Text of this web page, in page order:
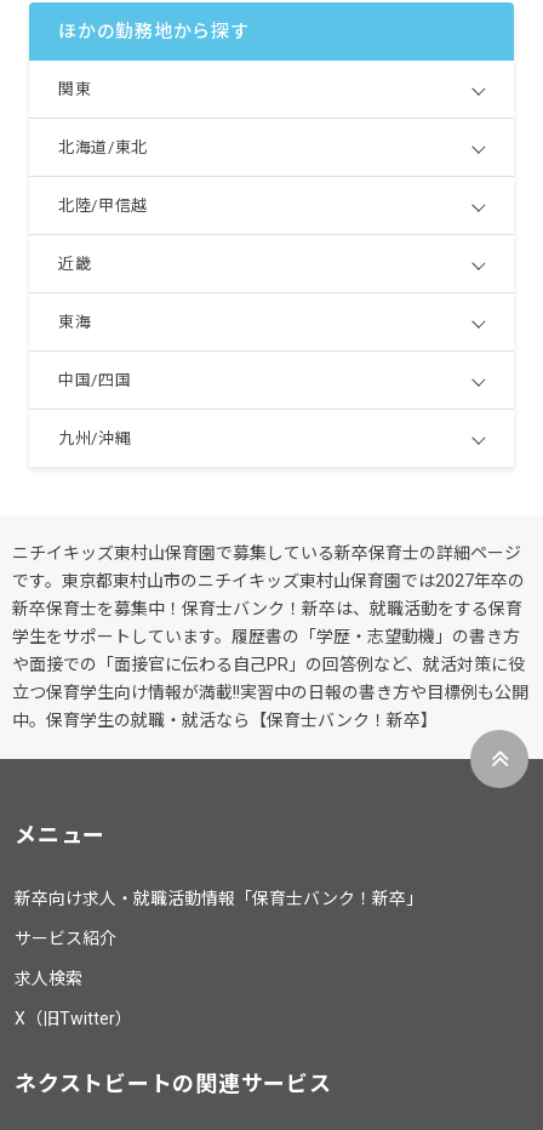
ほかの勤務地から探す
関東
北海道/東北
北陸/甲信越
近畿
東海
中国/四国
九州/沖縄
ニチイキッズ東村山保育園で募集している新卒保育士の詳細ページ
です。東京都東村山市のニチイキッズ東村山保育園では2027年卒の
新卒保育士を募集中！保育士バンク！新卒は、就職活動をする保育
学生をサポートしています。履歴書の「学歴・志望動機」の書き方
や面接での「面接官に伝わる自己PR」の回答例など、就活対策に役
立つ保育学生向け情報が満載!!実習中の日報の書き方や目標例も公開
中。保育学生の就職・就活なら【保育士バンク！新卒】
メニュー
新卒向け求人・就職活動情報「保育士バンク！新卒」
サービス紹介
求人検索
X（旧Twitter）
ネクストビートの関連サービス